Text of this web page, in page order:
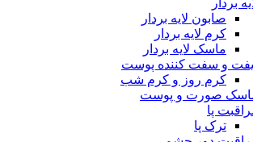
بردار
صابون لایه بردار
کرم لایه بردار
ماسک لایه بردار
و سفت کننده پوست
کرم روز و کرم شب
صورت و پوست
پا
ترک پا